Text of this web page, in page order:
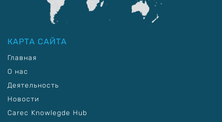
КАРТА САЙТА
Главная
О нас
Деятельность
Новости
Carec Knowlegde Hub